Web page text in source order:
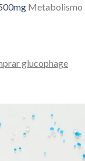
Metabolismo
glucophage